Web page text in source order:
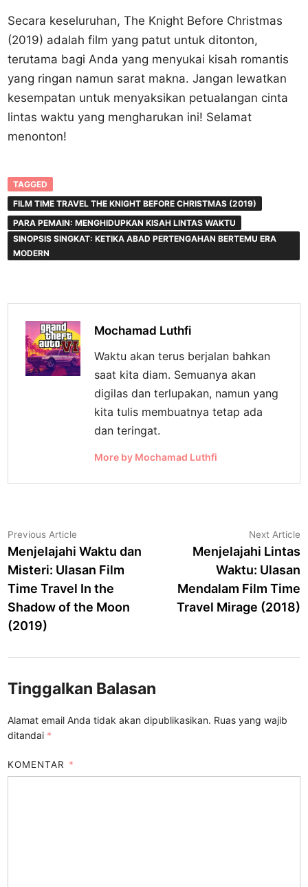
Secara keseluruhan, The Knight Before Christmas
(2019) adalah film yang patut untuk ditonton,
terutama bagi Anda yang menyukai kisah romantis
yang ringan namun sarat makna. Jangan lewatkan
kesempatan untuk menyaksikan petualangan cinta
lintas waktu yang mengharukan ini! Selamat
menonton!
TAGGED
FILM TIME TRAVEL THE KNIGHT BEFORE CHRISTMAS (2019)
PARA PEMAIN: MENGHIDUPKAN KISAH LINTAS WAKTU
SINOPSIS SINGKAT: KETIKA ABAD PERTENGAHAN BERTEMU ERA
MODERN
Mochamad Luthfi
Waktu akan terus berjalan bahkan
saat kita diam. Semuanya akan
digilas dan terlupakan, namun yang
kita tulis membuatnya tetap ada
dan teringat.
More by Mochamad Luthfi
Navigasi
pos
Previous Article
article:
Menjelajahi Waktu dan
Misteri: Ulasan Film
Time Travel In the
Shadow of the Moon
(2019)
Next Article
Menjelajahi Lintas
Waktu: Ulasan
Mendalam Film Time
Travel Mirage (2018)
Tinggalkan Balasan
Alamat email Anda tidak akan dipublikasikan. Ruas yang wajib
ditandai *
KOMENTAR *